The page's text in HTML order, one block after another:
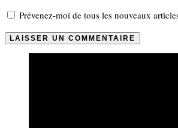
Prévenez-moi de tous les nouveaux